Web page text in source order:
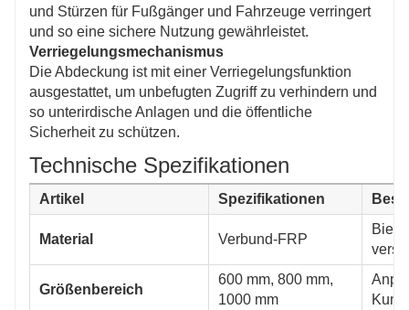
und Stürzen für Fußgänger und Fahrzeuge verringert
und so eine sichere Nutzung gewährleistet.
Verriegelungsmechanismus
Die Abdeckung ist mit einer Verriegelungsfunktion
ausgestattet, um unbefugten Zugriff zu verhindern und
so unterirdische Anlagen und die öffentliche
Sicherheit zu schützen.
Technische Spezifikationen
Artikel Spezifikationen
Material Verbund-FRP
Größenbereich
600 mm, 800 mm,
1000 mm